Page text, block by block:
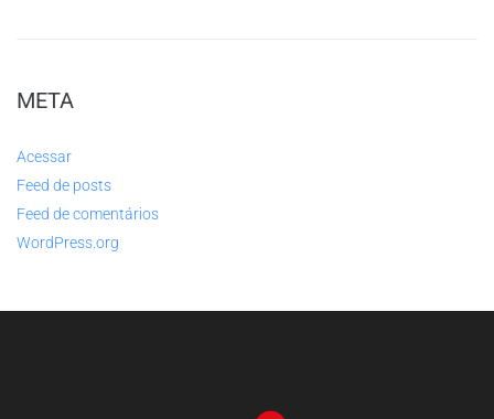
META
Acessar
Feed de posts
Feed de comentários
WordPress.org